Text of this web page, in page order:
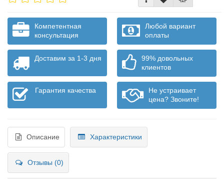
Компетентная
консультация
Любой вариант
оплаты
Доставим за 1-3 дня
99% довольных
клиентов
Гарантия качества
Не устраивает
цена? Звоните!
Описание Характеристики
Отзывы (0)